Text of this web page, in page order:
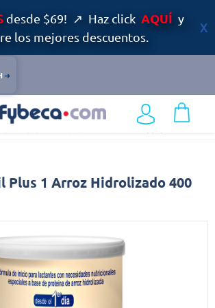
desde $69! ↗ Haz click AQUÍ y
los mejores descuentos.
Plus 1 Arroz Hidrolizado 400